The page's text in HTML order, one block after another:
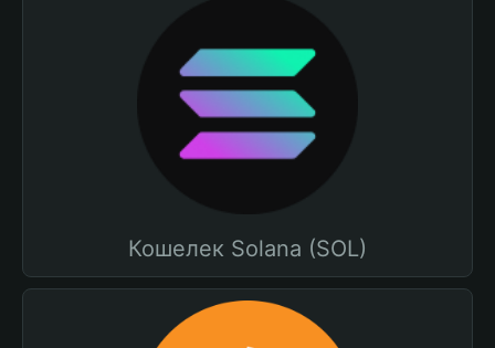
Кошелек Solana (SOL)